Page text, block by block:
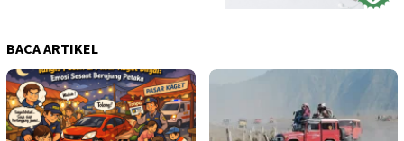
BACA ARTIKEL